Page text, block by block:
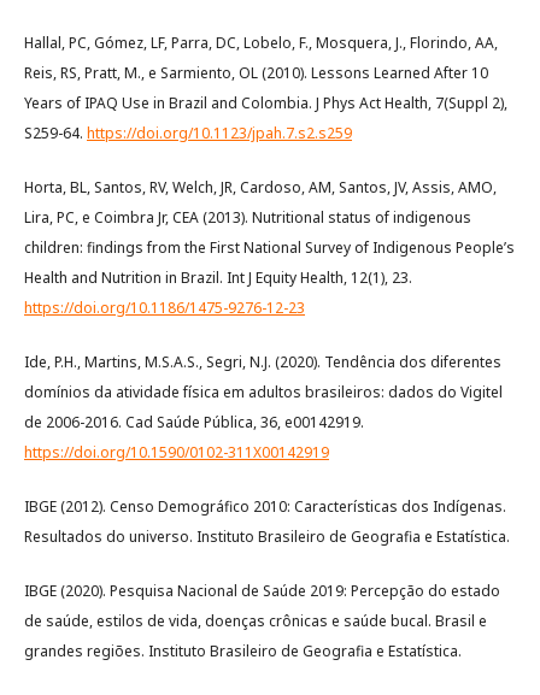
Hallal, PC, Gómez, LF, Parra, DC, Lobelo, F., Mosquera, J., Florindo, AA,
Reis, RS, Pratt, M., e Sarmiento, OL (2010). Lessons Learned After 10
Years of IPAQ Use in Brazil and Colombia. J Phys Act Health, 7(Suppl 2),
S259-64. https://doi.org/10.1123/jpah.7.s2.s259
Horta, BL, Santos, RV, Welch, JR, Cardoso, AM, Santos, JV, Assis, AMO,
Lira, PC, e Coimbra Jr, CEA (2013). Nutritional status of indigenous
children: findings from the First National Survey of Indigenous People’s
Health and Nutrition in Brazil. Int J Equity Health, 12(1), 23.
https://doi.org/10.1186/1475-9276-12-23
Ide, P.H., Martins, M.S.A.S., Segri, N.J. (2020). Tendência dos diferentes
domínios da atividade física em adultos brasileiros: dados do Vigitel
de 2006-2016. Cad Saúde Pública, 36, e00142919.
https://doi.org/10.1590/0102-311X00142919
IBGE (2012). Censo Demográfico 2010: Características dos Indígenas.
Resultados do universo. Instituto Brasileiro de Geografia e Estatística.
IBGE (2020). Pesquisa Nacional de Saúde 2019: Percepção do estado
de saúde, estilos de vida, doenças crônicas e saúde bucal. Brasil e
grandes regiões. Instituto Brasileiro de Geografia e Estatística.